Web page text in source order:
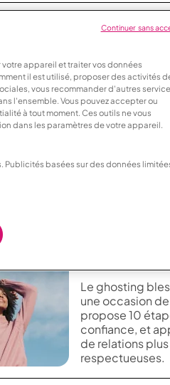
Les
lancer dans
Si vous
épanouissante
de poser
d’observer
suggestions
conscient.e de
importants, à
bâtir une
Après le
guérir,
Le ghosting
une occasion
propose 10
confiance, et
de relations
respectueuses.
appareil et traiter vos données
il est utilisé, proposer des activités
vous recommander d'autres
l'ensemble. Vous pouvez accepter ou
à tout moment. Ces outils ne vous
dans les paramètres de votre appareil.
basées sur des données
Continuer sans